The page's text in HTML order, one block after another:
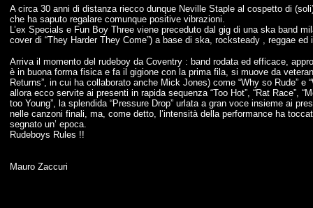
A circa 30 anni di distanza riecco dunque Neville Staple al cospetto di
che ha saputo regalare comunque positive vibrazioni.
L’ex Specials e Fun Boy Three viene preceduto dal gig di una ska band
cover di “They Harder They Come”) a base di ska, rocksteady , reggae
Arriva il momento del rudeboy da Coventry : band rodata ed efficace,
è in buona forma fisica e fa il gigione con la prima fila, si muove da
Returns”, in cui ha collaborato anche Mick Jones) come “Why so Rude”
allora ecco servite ai presenti in rapida sequenza “Too Hot”, “Rat Race”,
too Young”, la splendida “Pressure Drop” urlata a gran voce insieme ai
nelle canzoni finali, ma, come detto, l’intensità della performance ha
segnato un’ epoca.
Rudeboys Rules !!
Mauro Zaccuri